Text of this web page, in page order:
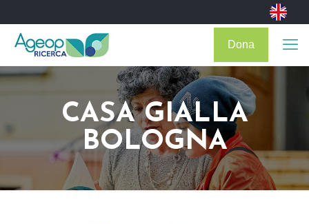
Dona
CASA GIALLA
BOLOGNA